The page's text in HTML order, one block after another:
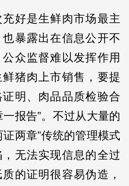
好是生鲜肉市场最主
暴露出在信息公开不
众监督难以发挥作用
猪肉上市销售，要提
明、肉品品质检验合
报告”。不过从大量的
两章”传统的管理模式
无法实现信息的全过
的证明很容易伪造，